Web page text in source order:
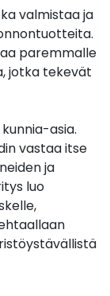
valmistaa ja
paremmalle
jotka tekevät
asia.
vastaa itse
ja
luo